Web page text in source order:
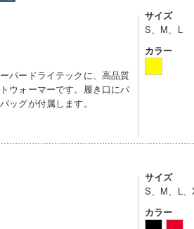
パードライテックに、高品質
ウォーマーです。履き口にパ
ッグが付属します。
サイズ
S、M、L
カラー
サイズ
S、M、L
カラー